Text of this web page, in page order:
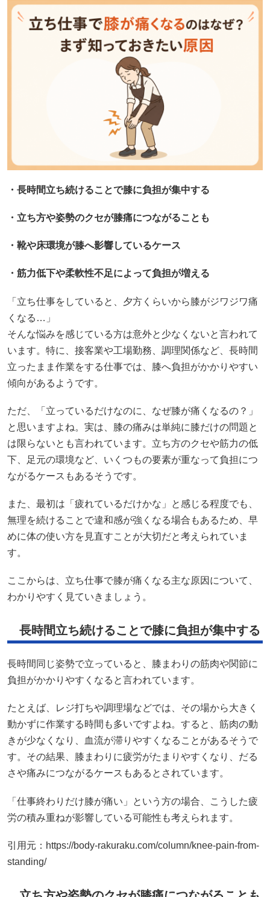
・長時間立ち続けることで膝に負担が集中する
・立ち方や姿勢のクセが膝痛につながることも
・靴や床環境が膝へ影響しているケース
・筋力低下や柔軟性不足によって負担が増える
「立ち仕事をしていると、夕方くらいから膝がジワジワ痛
くなる…」
そんな悩みを感じている方は意外と少なくないと言われて
います。特に、接客業や工場勤務、調理関係など、長時間
立ったまま作業をする仕事では、膝へ負担がかかりやすい
傾向があるようです。
ただ、「立っているだけなのに、なぜ膝が痛くなるの？」
と思いますよね。実は、膝の痛みは単純に膝だけの問題と
は限らないとも言われています。立ち方のクセや筋力の低
下、足元の環境など、いくつもの要素が重なって負担につ
ながるケースもあるそうです。
また、最初は「疲れているだけかな」と感じる程度でも、
無理を続けることで違和感が強くなる場合もあるため、早
めに体の使い方を見直すことが大切だと考えられていま
す。
ここからは、立ち仕事で膝が痛くなる主な原因について、
わかりやすく見ていきましょう。
長時間立ち続けることで膝に負担が集中する
長時間同じ姿勢で立っていると、膝まわりの筋肉や関節に
負担がかかりやすくなると言われています。
たとえば、レジ打ちや調理場などでは、その場から大きく
動かずに作業する時間も多いですよね。すると、筋肉の動
きが少なくなり、血流が滞りやすくなることがあるそうで
す。その結果、膝まわりに疲労がたまりやすくなり、だる
さや痛みにつながるケースもあるとされています。
「仕事終わりだけ膝が痛い」という方の場合、こうした疲
労の積み重ねが影響している可能性も考えられます。
引用元： https://body-rakuraku.com/column/knee-pain-from-
standing/